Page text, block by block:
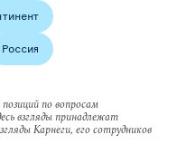
Россия
по вопросам
взгляды принадлежат
Карнеги, его сотрудников